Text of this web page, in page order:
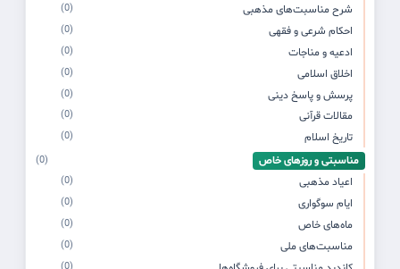
شرح مناسبت‌های مذهبی (0)
احکام شرعی و فقهی (0)
ادعیه و مناجات (0)
اخلاق اسلامی (0)
پرسش و پاسخ دینی (0)
مقالات قرآنی (0)
تاریخ اسلام (0)
مناسبتی و روزهای خاص (0)
اعیاد مذهبی (0)
ایام سوگواری (0)
ماه‌های خاص (0)
مناسبت‌های ملی (0)